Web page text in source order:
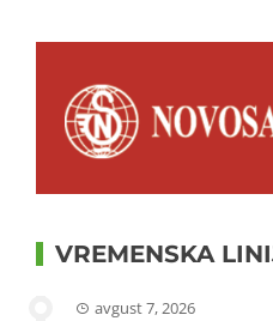
VREMENSKA
avgust 7, 2026